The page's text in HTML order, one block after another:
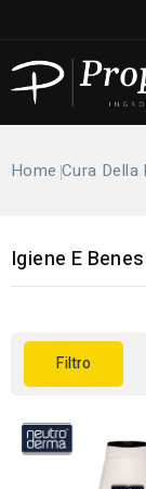
Home Cura Della
Igiene E
Filtro